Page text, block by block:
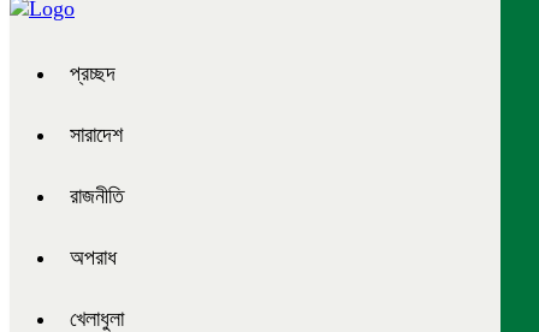
প্রচ্ছদ
সারাদেশ
রাজনীতি
অপরাধ
খেলাধুলা